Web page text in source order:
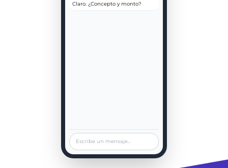
Claro. ¿Concepto y monto?
Escribe un mensaje...